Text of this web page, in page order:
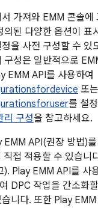
가져와 EMM 콘솔에
의된 다양한 옵션이 표
을 사전 구성할 수 있
구성은 일반적으로
EMM API를 사용하여
또는
를 설
리 구성을 참고하세요.
EMM API(권장 방법)
접 적용할 수 있습니
). Play EMM API를 사
DPC 작업을 간소화
니다. 또한 Play